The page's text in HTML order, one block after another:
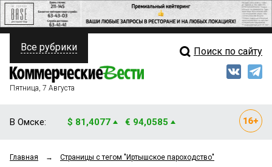
ПОЛИТИКА
ФИНАНСЫ
ОБЩЕСТВО
Свежий выпуск
Мнения
Все рубрики Поиск по сайту
Пятница, 7 Августа
В Омске: $ 81,4077 € 94,0585
Главная → Страницы c тегом "Иртышское пароходство"